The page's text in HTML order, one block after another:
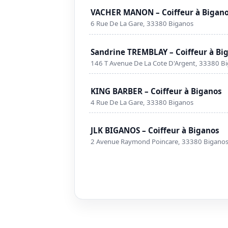
VACHER MANON – Coiffeur à
6 Rue De La Gare, 33380 Biganos
Sandrine TREMBLAY – Coiffeur à
146 T Avenue De La Cote D'Argent, 33380
KING BARBER – Coiffeur à Biganos
4 Rue De La Gare, 33380 Biganos
JLK BIGANOS – Coiffeur à Biganos
2 Avenue Raymond Poincare, 33380 Biganos